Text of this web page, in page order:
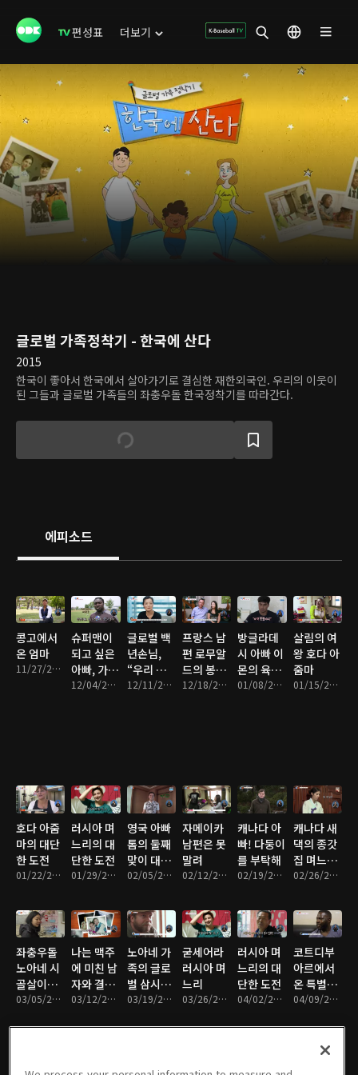
편성표 더보기
글로벌 가족정착기 - 한국에 산다
2015
한국이 좋아서 한국에서 살아가기로 결심한 재한외국인. 우리의 이웃이
된 그들과 글로벌 가족들의 좌충우돌 한국정착기를 따라간다.
에피소드
콩고에서
온 엄마
11/27/2017 • 25분
슈퍼맨이
되고 싶은
아빠, 가나
에서 온 콜
12/04/2017 • 25분
글로벌 백
년손님,
“우리 사
이 좋은 사
12/11/2017 • 24분
프랑스 남
편 로무알
드의 봉쥬
르 코리아
12/18/2017 • 24분
방글라데
시 아빠 이
몬의 육아
는 힘들어
01/08/2018 • 24분
살림의 여
왕 호다 아
줌마
01/15/2018 • 25분
호다 아줌
마의 대단
한 도전
01/22/2018 • 26분
러시아 며
느리의 대
단한 도전
01/29/2018 • 25분
영국 아빠
톰의 둘째
맞이 대작
전!
02/05/2018 • 24분
자메이카
남편은 못
말려
02/12/2018 • 29분
캐나다 아
빠! 다둥이
를 부탁해
02/19/2018 • 28분
캐나다 새
댁의 종갓
집 며느리
도전기 02/26/2018 • 29분
좌충우돌
노아네 시
골살이는
힘들어 03/05/2018 • 29분
나는 맥주
에 미친 남
자와 결혼
했다
03/12/2018 • 27분
노아네 가
족의 글로
벌 삼시세
끼
03/19/2018 • 28분
굳세어라
러시아 며
느리
03/26/2018 • 28분
러시아 며
느리의 대
단한 도전
04/02/2018 • 29분
코트디부
아르에서
온 특별한
가족
04/09/2018 • 29분